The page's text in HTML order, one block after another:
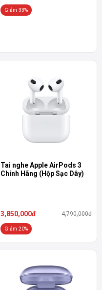
Giảm 33%
Tai nghe Apple AirPods 3
Chính Hãng (Hộp Sạc Dây)
3,850,000đ 4,790,000đ
Giảm 20%